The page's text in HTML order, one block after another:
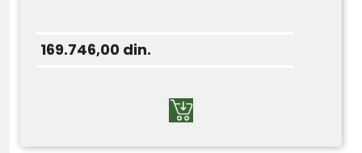
169.746,00 din.